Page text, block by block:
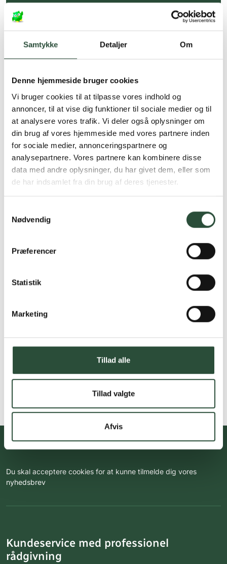
Samtykke Detaljer Om
Denne hjemmeside bruger cookies
Vi bruger cookies til at tilpasse vores indhold og
annoncer, til at vise dig funktioner til sociale medier og til
at analysere vores trafik. Vi deler også oplysninger om
din brug af vores hjemmeside med vores partnere inden
for sociale medier, annonceringspartnere og
analysepartnere. Vores partnere kan kombinere disse
data med andre oplysninger, du har givet dem, eller som
de har indsamlet fra din brug af deres tjenester.
Nødvendig
Præferencer
Statistik
Marketing
Tillad alle
Tillad valgte
Afvis
Hurtig levering (30 min. i Kbh)
Faste lave priser*
Stort udvalg af kendte
produkter
Vi tilbyder et stort udvalg af kendte
cremer, vitaminer og andre spændende
produkter – altid til fast lav pris.
Læs mere om Uglecare.dk her
Du skal acceptere cookies for at kunne tilmelde dig vores
nyhedsbrev
Kundeservice med professionel
rådgivning